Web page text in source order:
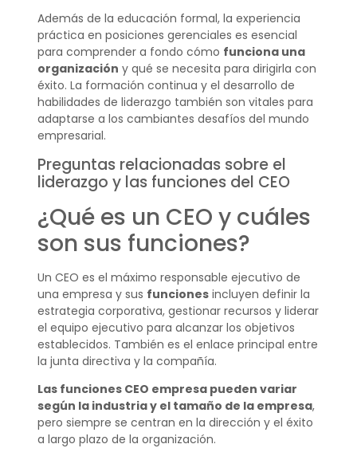
Además de la educación formal, la experiencia
práctica en posiciones gerenciales es esencial
para comprender a fondo cómo funciona una
organización y qué se necesita para dirigirla con
éxito. La formación continua y el desarrollo de
habilidades de liderazgo también son vitales para
adaptarse a los cambiantes desafíos del mundo
empresarial.
Preguntas relacionadas sobre el
liderazgo y las funciones del CEO
¿Qué es un CEO y cuáles
son sus funciones?
Un CEO es el máximo responsable ejecutivo de
una empresa y sus funcionesincluyen definir la
estrategia corporativa, gestionar recursos y liderar
el equipo ejecutivo para alcanzar los objetivos
establecidos. También es el enlace principal entre
la junta directiva y la compañía.
Las funciones CEO empresa pueden variar
según la industria y el tamaño de la empresa,
pero siempre se centran en la dirección y el éxito
a largo plazo de la organización.